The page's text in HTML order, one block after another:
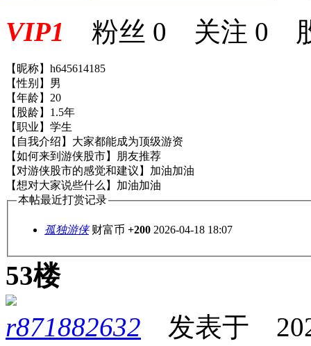
VIP1 粉丝 0 关注 0
【昵称】h645614185
【性别】男
【年龄】20
【股龄】1.5年
【职业】学生
【自我介绍】大家都能成为顶级游资
【如何来到游侠股市】朋友推荐
【对游侠股市的感觉和建议】加油加油
【想对大家说些什么】加油加油
本帖最近打赏记录
孤独游侠 财富币 +200 2026-04-18 18:07
53楼
r871882632 发表于